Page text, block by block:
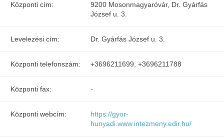
Központi cím:
9200 Mosonmagyaróvár, Dr. Gyárfás
József u. 3.
Levelezési cím: Dr. Gyárfás József u. 3.
Központi telefonszám: +3696211699, +3696211788
Központi fax: -
Központi webcím:
https://gyor-
hunyadi.www.intezmeny.edir.hu/